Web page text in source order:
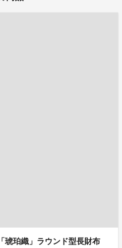
琥珀織」ラウンド型長財布